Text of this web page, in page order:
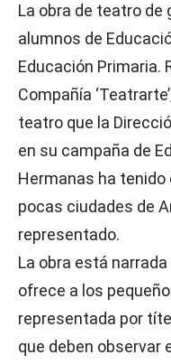
La obra de teatro de
alumnos de
Educación Primaria.
Compañía
teatro que la
en su campaña de
Hermanas ha tenido
pocas ciudades de
representado.
La obra está
ofrece a los
representada por
que deben observar